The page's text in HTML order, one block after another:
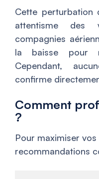
Cette
attentisme des
compagnies
la baisse pour
Cependant,
confirme
Comment
?
Pour maximiser
recommandations